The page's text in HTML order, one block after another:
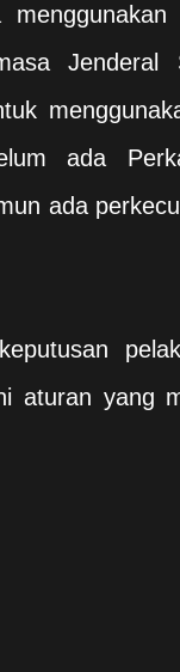
Jenderal
ada
ada
aturan yang